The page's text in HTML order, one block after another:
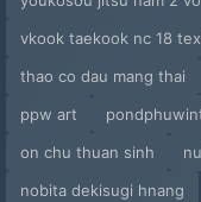
vkook taekook nc 18
thao co dau mang thai
ppw art
on chu thuan sinh
nobita dekisugi hnang